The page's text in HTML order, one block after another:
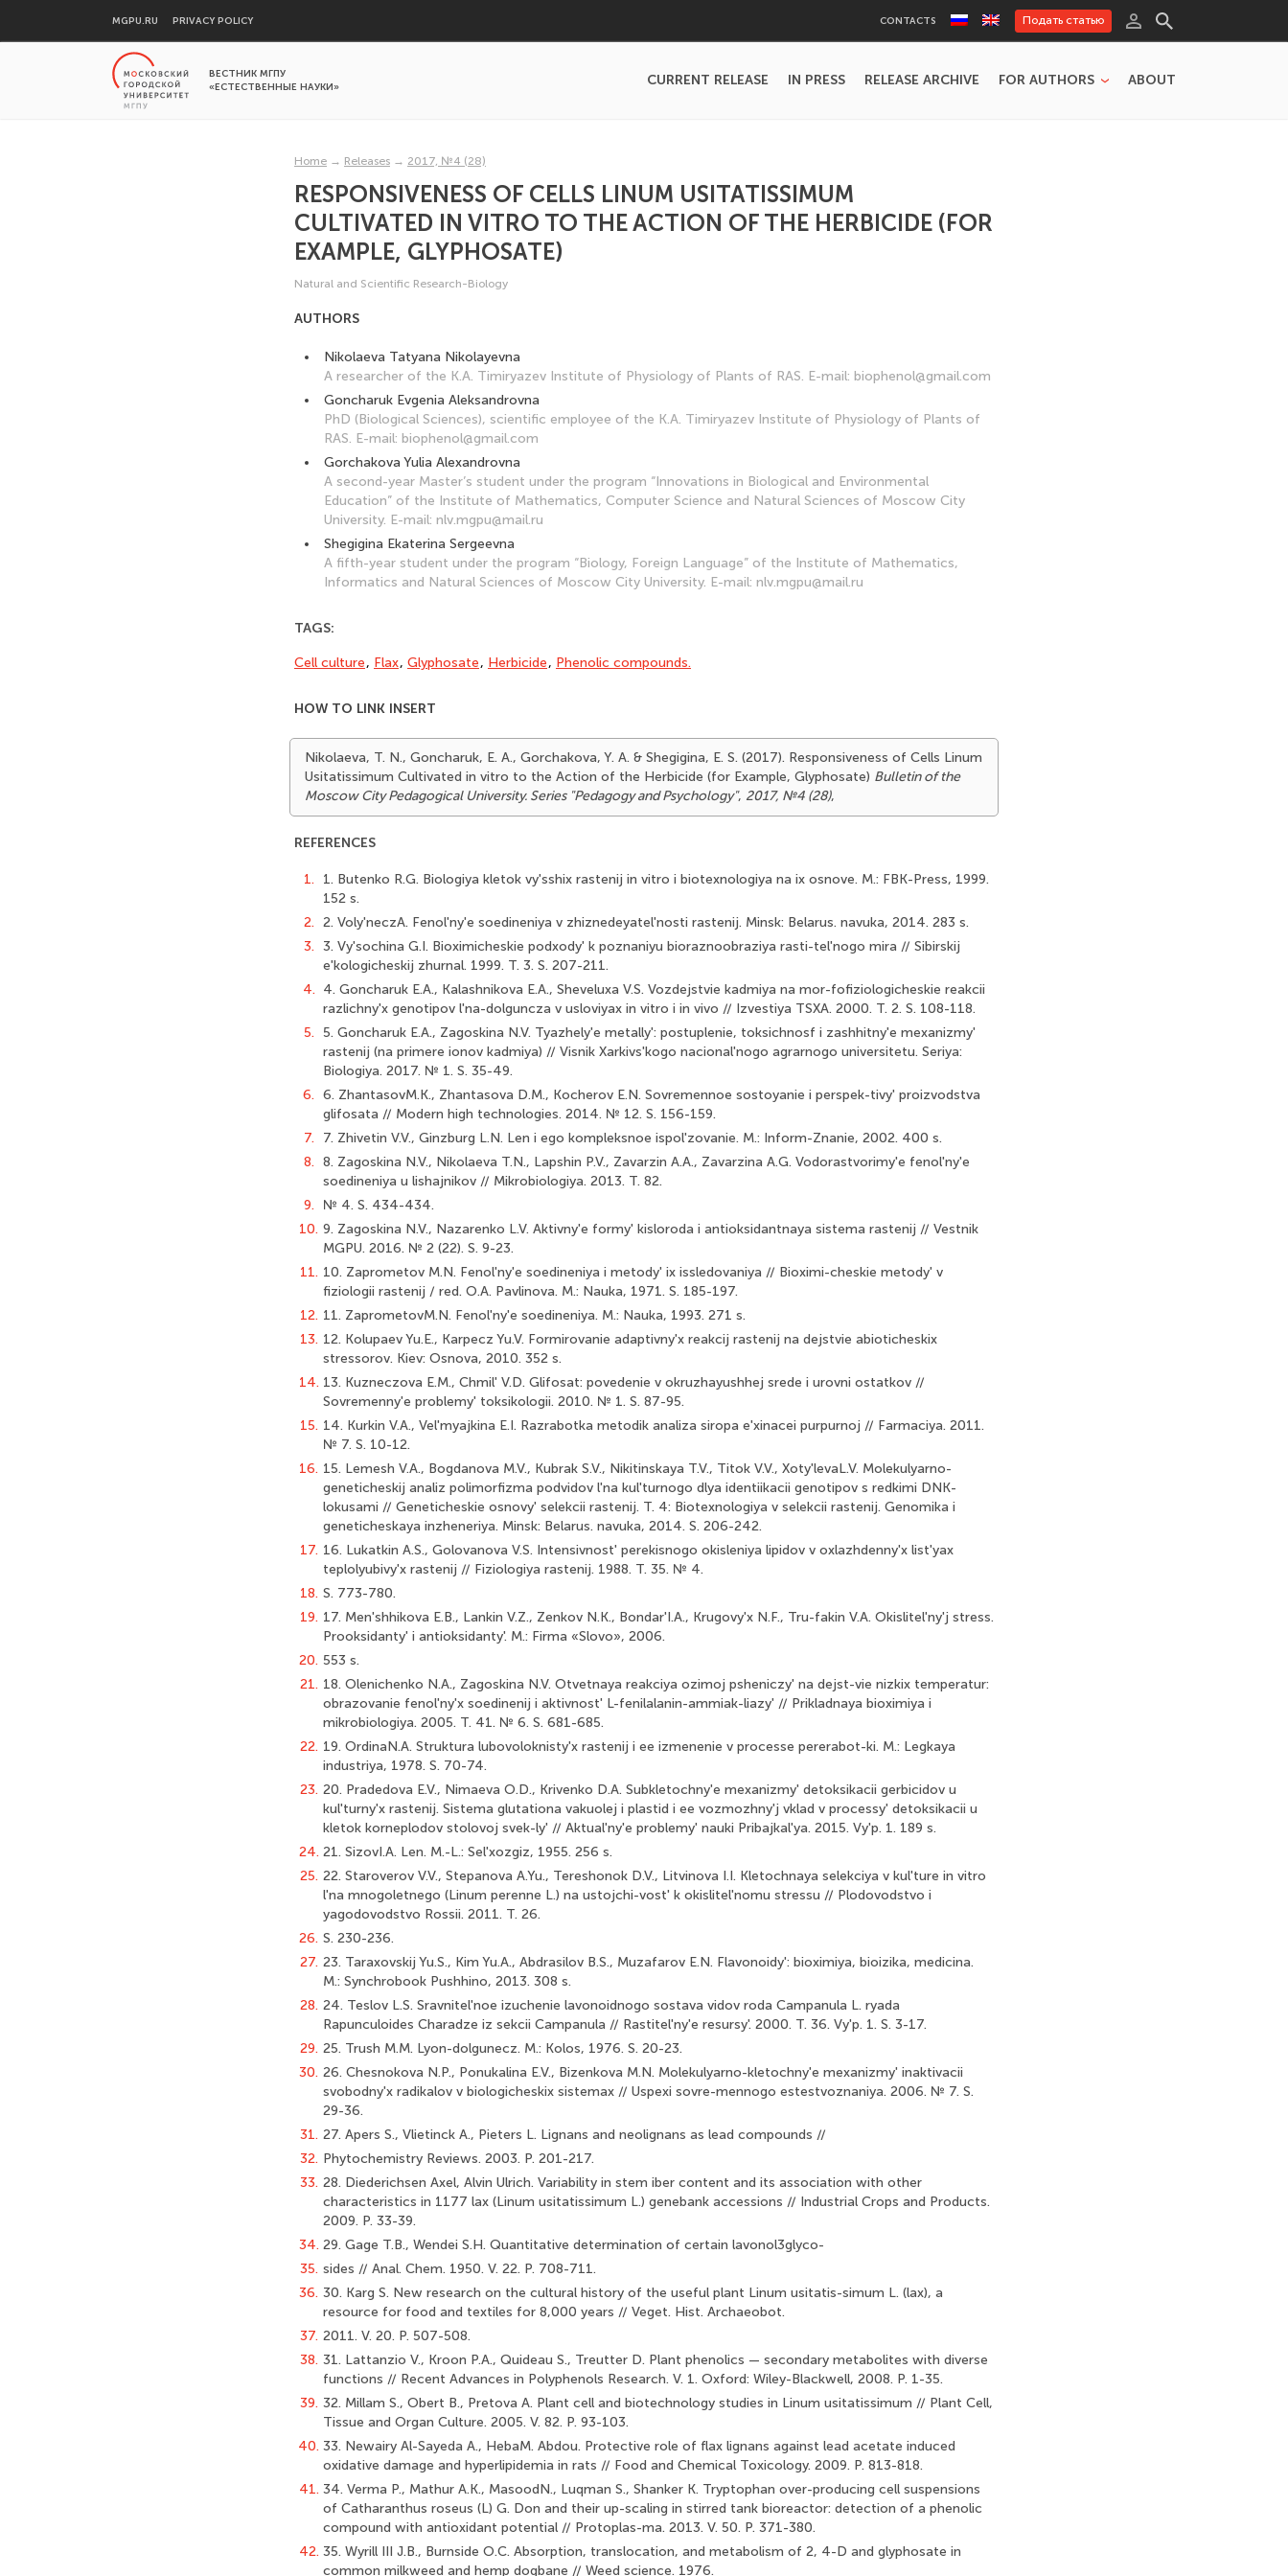
MGPU.RU PRIVACY POLICY CONTACTS Подать статью
ВЕСТНИК МГПУ
«ЕСТЕСТВЕННЫЕ НАУКИ»
CURRENT RELEASE IN PRESS RELEASE ARCHIVE FOR AUTHORS ABOUT
Home → Releases → 2017, №4 (28)
RESPONSIVENESS OF CELLS LINUM USITATISSIMUM
CULTIVATED IN VITRO TO THE ACTION OF THE HERBICIDE (FOR
EXAMPLE, GLYPHOSATE)
Natural and Scientific Research-Biology
AUTHORS
Nikolaeva Tatyana Nikolayevna
A researcher of the K.A. Timiryazev Institute of Physiology of Plants of RAS. E-mail: biophenol@gmail.com
Goncharuk Evgenia Aleksandrovna
PhD (Biological Sciences), scientific employee of the K.A. Timiryazev Institute of Physiology of Plants of
RAS. E-mail: biophenol@gmail.com
Gorchakova Yulia Alexandrovna
A second-year Master’s student under the program “Innovations in Biological and Environmental
Education” of the Institute of Mathematics, Computer Science and Natural Sciences of Moscow City
University. E-mail: nlv.mgpu@mail.ru
Shegigina Ekaterina Sergeevna
A fifth-year student under the program “Biology, Foreign Language” of the Institute of Mathematics,
Informatics and Natural Sciences of Moscow City University. E-mail: nlv.mgpu@mail.ru
TAGS:
Cell culture, Flax, Glyphosate, Herbicide, Phenolic compounds.
HOW TO LINK INSERT
Nikolaeva, T. N., Goncharuk, E. A., Gorchakova, Y. A. & Shegigina, E. S. (2017). Responsiveness of Cells Linum
Usitatissimum Cultivated in vitro to the Action of the Herbicide (for Example, Glyphosate) Bulletin of the
Moscow City Pedagogical University. Series "Pedagogy and Psychology", 2017, №4 (28),
REFERENCES
1.
1. Butenko R.G. Biologiya kletok vy'sshix rastenij in vitro i biotexnologiya na ix osnove. M.: FBK-Press, 1999.
152 s.
2. 2. Voly'neczA. Fenol'ny'e soedineniya v zhiznedeyatel'nosti rastenij. Minsk: Bela­rus. navuka, 2014. 283 s.
3. 3. Vy'sochina G.I. Bioximicheskie podxody' k poznaniyu bioraznoobraziya rasti-tel'nogo mira // Sibirskij
e'kologicheskij zhurnal. 1999. T. 3. S. 207-211.
4. 4. Goncharuk E.A., Kalashnikova E.A., Sheveluxa V.S. Vozdejstvie kadmiya na mor-fofiziologicheskie reakcii
razlichny'x genotipov l'na-dolguncza v usloviyax in vitro i in vivo // Izvestiya TSXA. 2000. T. 2. S. 108-118.
5. 5. Goncharuk E.A., Zagoskina N.V. Tyazhely'e metally': postuplenie, toksichnosf i zashhitny'e mexanizmy'
rastenij (na primere ionov kadmiya) // Visnik Xarkivs'kogo nacional'nogo agrarnogo universitetu. Seriya:
Biologiya. 2017. № 1. S. 35-49.
6. 6. ZhantasovM.K., Zhantasova D.M., Kocherov E.N. Sovremennoe sostoyanie i perspek-tivy' proizvodstva
glifosata // Modern high technologies. 2014. № 12. S. 156-159.
7.
7. Zhivetin V.V., Ginzburg L.N. Len i ego kompleksnoe ispol'zovanie. M.: Inform-Znanie, 2002. 400 s.
8. 8. Zagoskina N.V., Nikolaeva T.N., Lapshin P.V., Zavarzin A.A., Zavarzina A.G. Vodorastvorimy'e fenol'ny'e
soedineniya u lishajnikov // Mikrobiologiya. 2013. T. 82.
9.
№ 4. S. 434-434.
10. 9. Zagoskina N.V., Nazarenko L.V. Aktivny'e formy' kisloroda i antioksidantnaya sistema rastenij // Vestnik
MGPU. 2016. № 2 (22). S. 9-23.
11. 10. Zaprometov M.N. Fenol'ny'e soedineniya i metody' ix issledovaniya // Bioximi-cheskie metody' v
fiziologii rastenij / red. O.A. Pavlinova. M.: Nauka, 1971. S. 185-197.
12. 11. ZaprometovM.N. Fenol'ny'e soedineniya. M.: Nauka, 1993. 271 s.
13. 12. Kolupaev Yu.E., Karpecz Yu.V. Formirovanie adaptivny'x reakcij rastenij na dejstvie abioticheskix
stressorov. Kiev: Osnova, 2010. 352 s.
14. 13. Kuzneczova E.M., Chmil' V.D. Glifosat: povedenie v okruzhayushhej srede i urovni ostatkov //
Sovremenny'e problemy' toksikologii. 2010. № 1. S. 87-95.
15. 14. Kurkin V.A., Vel'myajkina E.I. Razrabotka metodik analiza siropa e'xinacei purpurnoj // Farmaciya. 2011.
№ 7. S. 10-12.
16. 15. Lemesh V.A., Bogdanova M.V., Kubrak S.V., Nikitinskaya T.V., Titok V.V., Xoty'levaL.V. Molekulyarno-
geneticheskij analiz polimorfizma podvidov l'na kul'turnogo dlya identiikacii genotipov s redkimi DNK-
lokusami // Geneticheskie osnovy' selekcii rastenij. T. 4: Biotexnologiya v selekcii rastenij. Genomika i
geneticheskaya inzheneriya. Minsk: Belarus. navuka, 2014. S. 206-242.
17. 16. Lukatkin A.S., Golovanova V.S. Intensivnost' perekisnogo okisleniya lipidov v oxlazhdenny'x list'yax
teplolyubivy'x rastenij // Fiziologiya rastenij. 1988. T. 35. № 4.
18. S. 773-780.
19. 17. Men'shhikova E.B., Lankin V.Z., Zenkov N.K., Bondar'I.A., Krugovy'x N.F., Tru-fakin V.A. Okislitel'ny'j stress.
Prooksidanty' i antioksidanty'. M.: Firma «Slovo», 2006.
20. 553 s.
21. 18. Olenichenko N.A., Zagoskina N.V. Otvetnaya reakciya ozimoj psheniczy' na dejst-vie nizkix temperatur:
obrazovanie fenol'ny'x soedinenij i aktivnost' L-fenilalanin-ammiak-liazy' // Prikladnaya bioximiya i
mikrobiologiya. 2005. T. 41. № 6. S. 681-685.
22. 19. OrdinaN.A. Struktura lubovoloknisty'x rastenij i ee izmenenie v processe pererabot-ki. M.: Legkaya
industriya, 1978. S. 70-74.
23. 20. Pradedova E.V., Nimaeva O.D., Krivenko D.A. Subkletochny'e mexanizmy' detoksikacii gerbicidov u
kul'turny'x rastenij. Sistema glutationa vakuolej i plastid i ee vozmozhny'j vklad v processy' detoksikacii u
kletok korneplodov stolovoj svek-ly' // Aktual'ny'e problemy' nauki Pribajkal'ya. 2015. Vy'p. 1. 189 s.
24. 21. SizovI.A. Len. M.-L.: Sel'xozgiz, 1955. 256 s.
25. 22. Staroverov V.V., Stepanova A.Yu., Tereshonok D.V., Litvinova I.I. Kletochnaya selekciya v kul'ture in vitro
l'na mnogoletnego (Linum perenne L.) na ustojchi-vost' k okislitel'nomu stressu // Plodovodstvo i
yagodovodstvo Rossii. 2011. T. 26.
26. S. 230-236.
27. 23. Taraxovskij Yu.S., Kim Yu.A., Abdrasilov B.S., Muzafarov E.N. Flavonoidy': bioximiya, bioizika, medicina.
M.: Synchrobook Pushhino, 2013. 308 s.
28. 24. Teslov L.S. Sravnitel'noe izuchenie lavonoidnogo sostava vidov roda Campanula L. ryada
Rapunculoides Charadze iz sekcii Campanula // Rastitel'ny'e resursy'. 2000. T. 36. Vy'p. 1. S. 3-17.
29. 25. Trush M.M. Lyon-dolgunecz. M.: Kolos, 1976. S. 20-23.
30. 26. Chesnokova N.P., Ponukalina E.V., Bizenkova M.N. Molekulyarno-kletochny'e mexanizmy' inaktivacii
svobodny'x radikalov v biologicheskix sistemax // Uspexi sovre-mennogo estestvoznaniya. 2006. № 7. S.
29-36.
31. 27. Apers S., Vlietinck A., Pieters L. Lignans and neolignans as lead compounds //
32. Phytochemistry Reviews. 2003. P. 201-217.
33. 28. Diederichsen Axel, Alvin Ulrich. Variability in stem iber content and its associa­tion with other
characteristics in 1177 lax (Linum usitatissimum L.) genebank accessions // Industrial Crops and Products.
2009. P. 33-39.
34. 29. Gage T.B., Wendei S.H. Quantitative determination of certain lavonol3glyco-
35. sides // Anal. Chem. 1950. V. 22. P. 708-711.
36. 30. Karg S. New research on the cultural history of the useful plant Linum usitatis-simum L. (lax), a
resource for food and textiles for 8,000 years // Veget. Hist. Archaeobot.
37. 2011. V. 20. P. 507-508.
38. 31. Lattanzio V., Kroon P.A., Quideau S., Treutter D. Plant phenolics — secondary me­tabolites with diverse
functions // Recent Advances in Polyphenols Research. V. 1. Oxford: Wiley-Blackwell, 2008. P. 1-35.
39. 32. Millam S., Obert B., Pretova A. Plant cell and biotechnology studies in Linum usitatissimum // Plant Cell,
Tissue and Organ Culture. 2005. V. 82. P. 93-103.
40. 33. Newairy Al-Sayeda A., HebaM. Abdou. Protective role of flax lignans against lead acetate induced
oxidative damage and hyperlipidemia in rats // Food and Chemical Toxi­cology. 2009. P. 813-818.
41. 34. Verma P., Mathur A.K., MasoodN., Luqman S., Shanker K. Tryptophan over-pro­ducing cell suspensions
of Catharanthus roseus (L) G. Don and their up-scaling in stirred tank bioreactor: detection of a phenolic
compound with antioxidant potential // Protoplas-ma. 2013. V. 50. P. 371-380.
42. 35. Wyrill III J.B., Burnside O.C. Absorption, translocation, and metabolism of 2, 4-D and glyphosate in
common milkweed and hemp dogbane // Weed science. 1976.